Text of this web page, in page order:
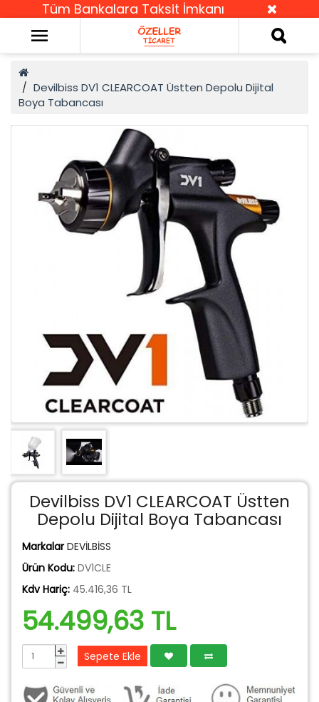
Tüm Bankalara Taksit İmkanı
Devilbiss DV1 CLEARCOAT Üstten Depolu Dijital
Boya Tabancası
Devilbiss DV1 CLEARCOAT Üstten
Depolu Dijital Boya Tabancası
Markalar DEVİLBİSS
Ürün Kodu: DV1CLE
Kdv Hariç: 45.416,36 TL
54.499,63 TL
Sepete Ekle